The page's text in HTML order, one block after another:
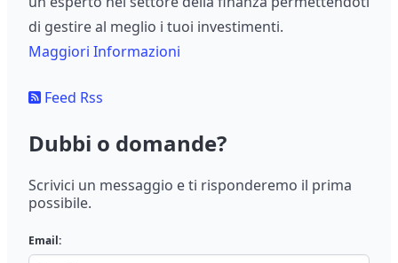
di gestire al meglio i tuoi investimenti.
Maggiori Informazioni
Feed Rss
Dubbi o domande?
Scrivici un messaggio e ti risponderemo il prima
possibile.
Email: